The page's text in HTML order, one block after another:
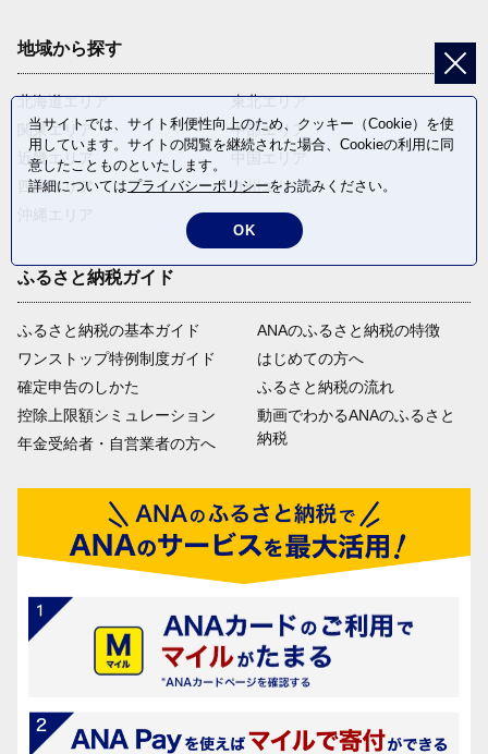
地域から探す
北海道エリア
関東エリア
近畿エリア
四国エリア
東北エリア
中部エリア
九州エリア
ふるさと納税ガイド
ふるさと納税の基本ガイド
ワンストップ特例制度ガイド
確定申告のしかた
控除上限額シミュレーション
年金受給者・自営業者の方へ
ANAのふるさと納税の特徴
はじめての方へ
ふるさと納税の流れ
動画でわかるANAのふるさと
納税
当サイトでは、サイト利便性向上のため、クッキー（Cookie）を使
用しています。サイトの閲覧を継続された場合、Cookieの利用に同
意したことものといたします。
詳細についてはプライバシーポリシーをお読みください。
OK